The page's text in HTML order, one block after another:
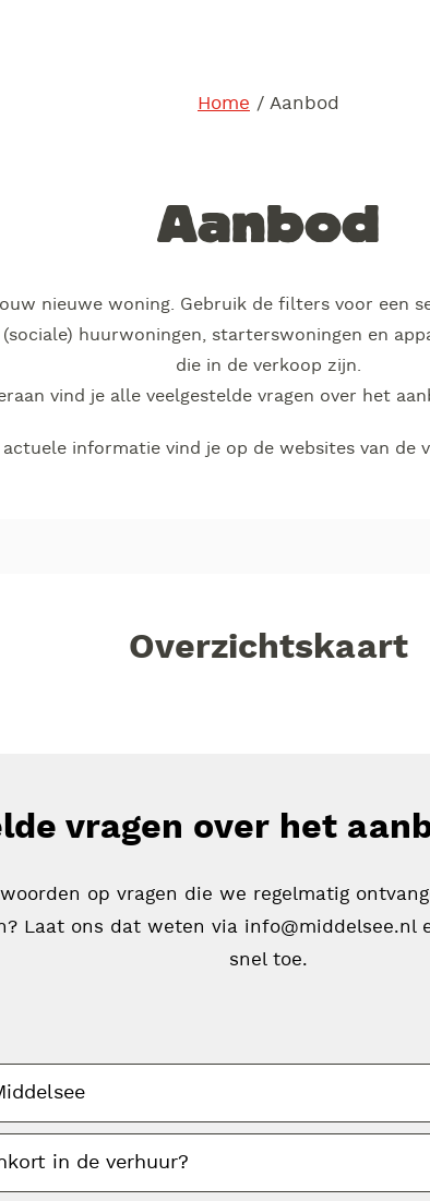
Home / Aanbod
Aanbod
nieuwe woning. Gebruik de filters voor een
huurwoningen, starterswoningen en
die in de verkoop zijn.
vind je alle veelgestelde vragen over het
actuele informatie vind je op de websites van de
Overzichtskaart
vragen over het
op vragen die we regelmatig
Laat ons dat weten via
snel toe.
in de verhuur?